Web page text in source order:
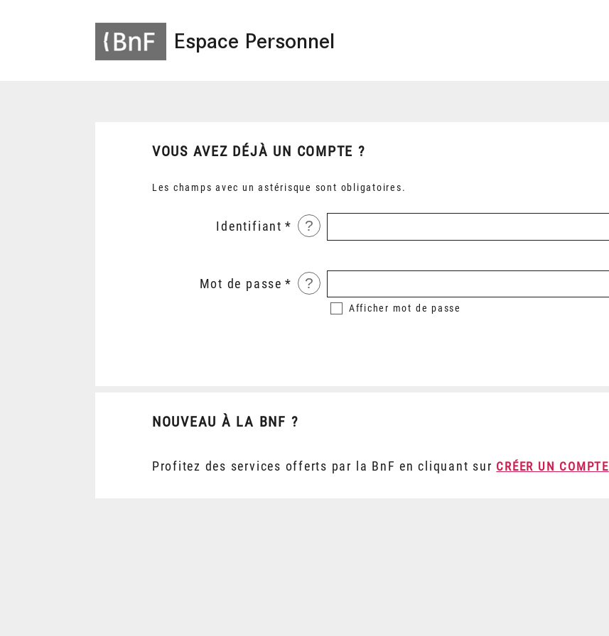
Espace Personnel
VOUS AVEZ DÉJÀ UN COMPTE ?
Les champs avec un astérisque sont obligatoires.
Identifiant ?
Mot de passe ?
Afficher mot de passe
NOUVEAU À LA BNF ?
Profitez des services offerts par la BnF en cliquant sur CRÉER UN COMPTE